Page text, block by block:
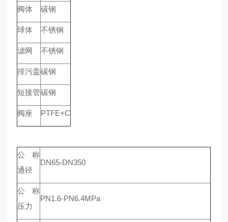
阀体 碳钢
球体 不锈钢
滤网 不锈钢
排污盖碳钢
短接管碳钢
阀座 PTFE+C
公称
通径
DN65-DN350
公称
压力
PN1.6-PN6.4MPa